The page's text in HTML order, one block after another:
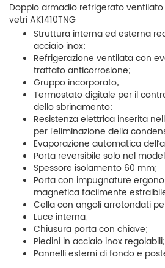
Doppio armadio refrigerato
vetri AK1410TNG
Struttura interna ed esterna
acciaio inox;
Refrigerazione ventilata con
trattato anticorrosione;
Gruppo incorporato;
Termostato digitale per il
dello sbrinamento;
Resistenza elettrica inserita
per l’eliminazione della
Evaporazione automatica
Porta reversibile solo nel
Spessore isolamento 60 mm;
Porta con impugnature
magnetica facilmente
Cella con angoli arrotondati
Luce interna;
Chiusura porta con chiave;
Piedini in acciaio inox regolabili;
Pannelli esterni di fondo e